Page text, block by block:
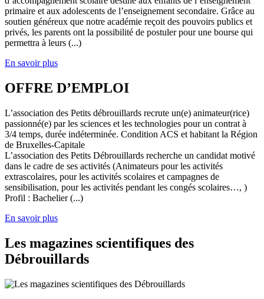
primaire et aux adolescents de l’enseignement secondaire. Grâce au
soutien généreux que notre académie reçoit des pouvoirs publics et
privés, les parents ont la possibilité de postuler pour une bourse qui
permettra à leurs (...)
En savoir plus
OFFRE D’EMPLOI
L’association des Petits débrouillards recrute un(e) animateur(rice)
passionné(e) par les sciences et les technologies pour un contrat à
3/4 temps, durée indéterminée. Condition ACS et habitant la Région
de Bruxelles-Capitale
L’association des Petits Débrouillards recherche un candidat motivé
dans le cadre de ses activités (Animateurs pour les activités
extrascolaires, pour les activités scolaires et campagnes de
sensibilisation, pour les activités pendant les congés scolaires…, )
Profil : Bachelier (...)
En savoir plus
Les magazines scientifiques des
Débrouillards